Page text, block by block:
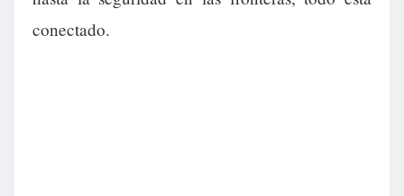
conectado.